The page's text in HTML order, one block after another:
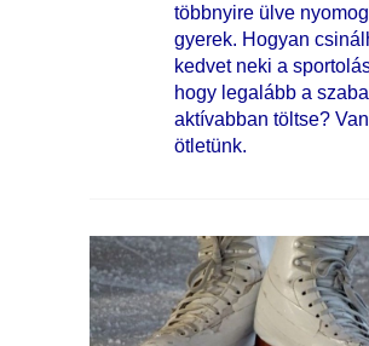
többnyire ülve
gyerek. Hogyan
kedvet neki a
hogy legalább a
aktívabban töltse?
ötletünk.